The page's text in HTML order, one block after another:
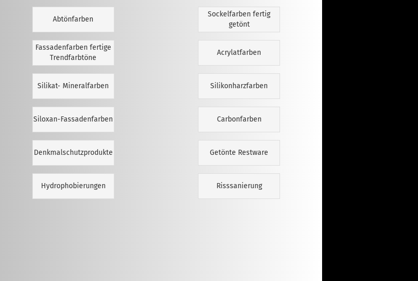
Abtönfarben
Sockelfarben fertig
getönt
Fassadenfarben fertige
Trendfarbtöne
Acrylatfarben
Silikat- Mineralfarben Silikonharzfarben
Siloxan-Fassadenfarben Carbonfarben
Denkmalschutzprodukte Getönte Restware
Hydrophobierungen Risssanierung